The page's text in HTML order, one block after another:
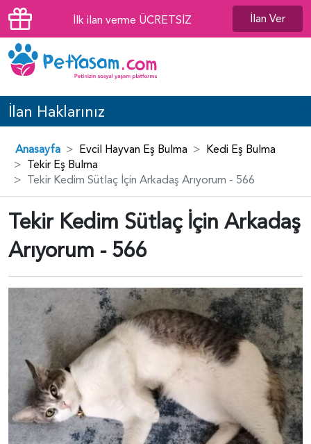
İlk ilan verme ÜCRETSİZ İlan Ver
İlan Haklarınız
Anasayfa Evcil Hayvan Eş Bulma
Kedi Eş Bulma
Tekir Eş Bulma
Tekir Kedim Sütlaç İçin Arkadaş Arıyorum - 566
Tekir Kedim Sütlaç İçin Arkadaş
Arıyorum - 566